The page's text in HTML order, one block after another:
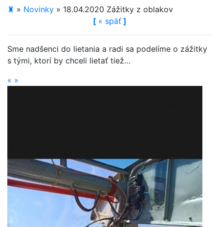
♜ » Novinky » 18.04.2020 Zážitky z oblakov
[ « späť]
Sme nadšenci do lietania a radi sa podelíme o zážitky
s tými, ktorí by chceli lietať tiež…
« »